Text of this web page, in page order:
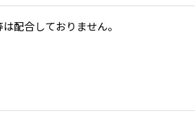
配合しておりません。